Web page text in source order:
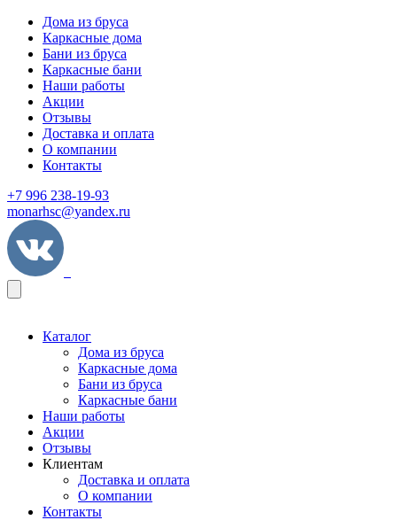
Дома из бруса
Каркасные дома
Бани из бруса
Каркасные бани
Наши работы
Акции
Отзывы
Доставка и оплата
О компании
Контакты
+7 996 238-19-93
monarhsc@yandex.ru
Каталог
Дома из бруса
Каркасные дома
Бани из бруса
Каркасные бани
Наши работы
Акции
Отзывы
Клиентам
Доставка и оплата
О компании
Контакты